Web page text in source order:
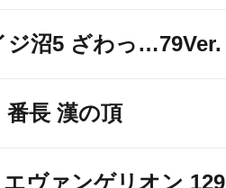
ジ沼5 ざわっ…79Ver.
番長 漢の頂
ヴァンゲリオン